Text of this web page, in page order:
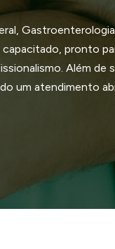
pronto
Além de
um atendimento